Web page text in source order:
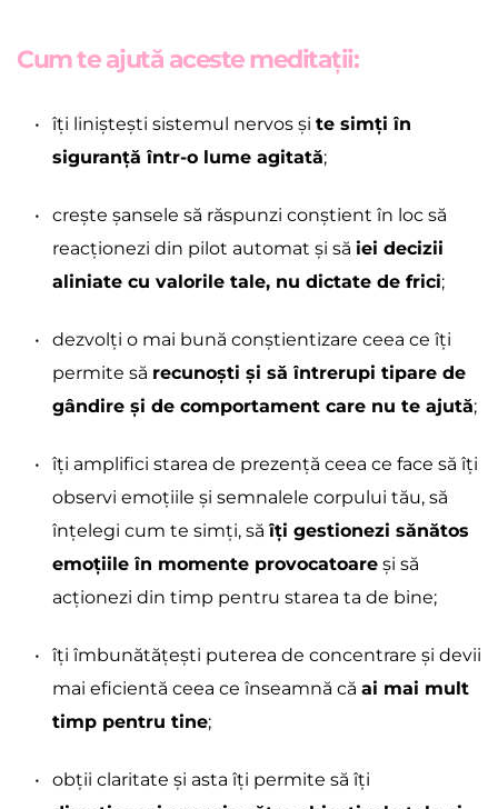
Cum te ajută aceste meditații:
îți liniștești sistemul nervos și te simți în
siguranță într-o lume agitată;
crește șansele să răspunzi conștient în loc să
reacționezi din pilot automat și să iei decizii
aliniate cu valorile tale, nu dictate de frici;
dezvolți o mai bună conștientizare ceea ce îți
permite să recunoști și să întrerupi tipare de
gândire și de comportament care nu te ajută;
îți amplifici starea de prezență ceea ce face să îți
observi emoțiile și semnalele corpului tău, să
înțelegi cum te simți, să îți gestionezi sănătos
emoțiile în momente provocatoare și să
acționezi din timp pentru starea ta de bine;
îți îmbunătățești puterea de concentrare și devii
mai eficientă ceea ce înseamnă că ai mai mult
timp pentru tine;